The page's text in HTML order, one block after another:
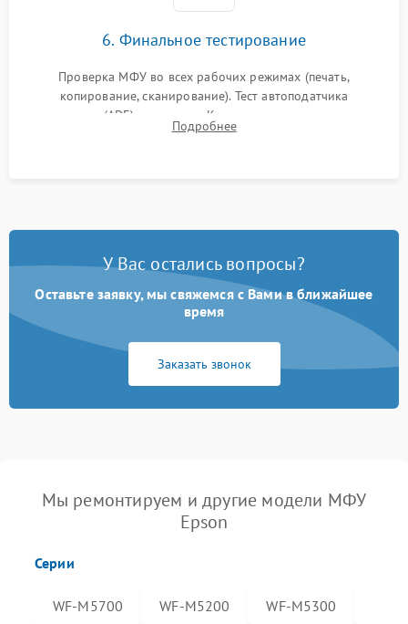
6. Финальное тестирование
Проверка МФУ во всех рабочих режимах (печать,
копирование, сканирование). Тест автоподатчика
документов (ADF) и дуплекса. Контроль качества отпечатка
на отсутствие серого фона, полос и надежность запекания
Подробнее
У Вас остались вопросы?
Оставьте заявку, мы свяжемся с Вами в ближайшее
время
Заказать звонок
Мы ремонтируем и другие модели МФУ
Epson
Серии
WF-M5700 WF-M5200 WF-M5300